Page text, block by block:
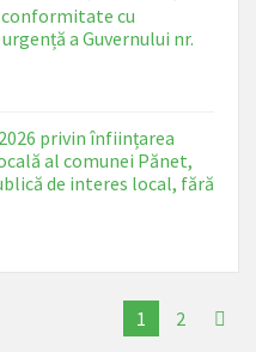
conformitate cu
a Guvernului nr.
privin înființarea
al comunei Pănet,
de interes local, fără
1 2